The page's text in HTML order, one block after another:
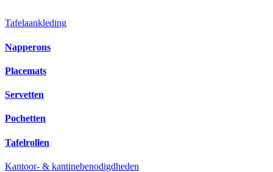
Tafelaankleding
Napperons
Placemats
Servetten
Pochetten
Tafelrollen
Kantoor- & kantinebenodigdheden